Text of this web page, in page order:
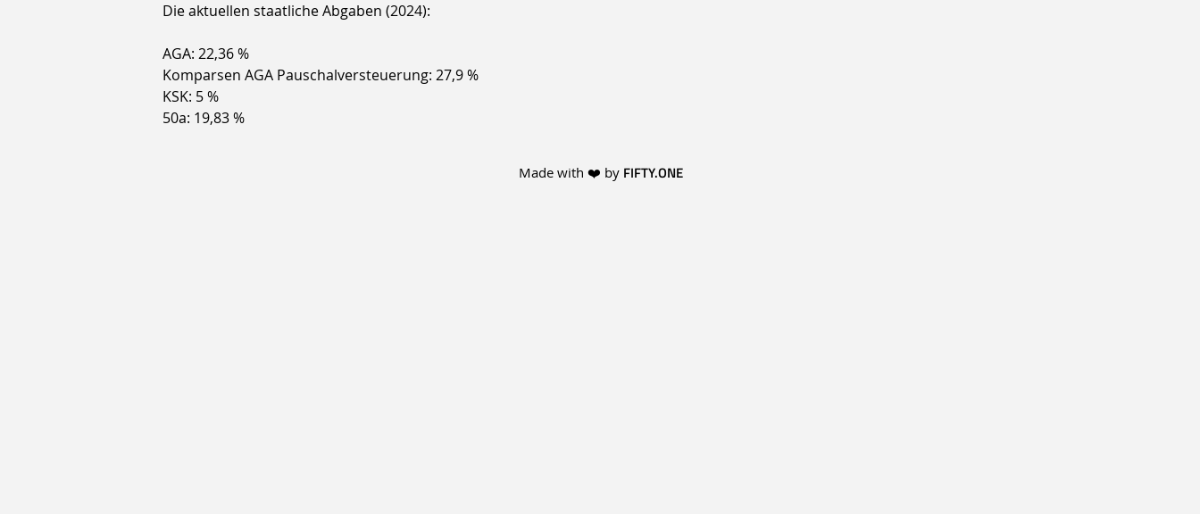
Die aktuellen staatliche Abgaben (2024):
AGA: 22,36 %
Komparsen AGA Pauschalversteuerung: 27,9 %
KSK: 5 %
50a: 19,83 %
Made with ❤️ by FIFTY.ONE